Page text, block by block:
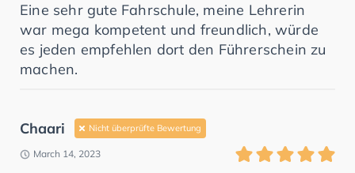
Eine sehr gute Fahrschule, meine Lehrerin
war mega kompetent und freundlich, würde
es jeden empfehlen dort den Führerschein zu
machen.
Chaari Nicht überprüfte Bewertung
March 14, 2023